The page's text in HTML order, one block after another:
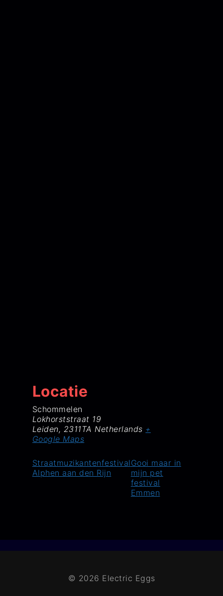
Locatie
Schommelen
Lokhorststraat 19
Leiden, 2311TA Netherlands +
Google Maps
Straatmuzikantenfestival
Alphen aan den Rijn
Gooi maar in
mijn pet
festival
Emmen
© 2026 Electric Eggs